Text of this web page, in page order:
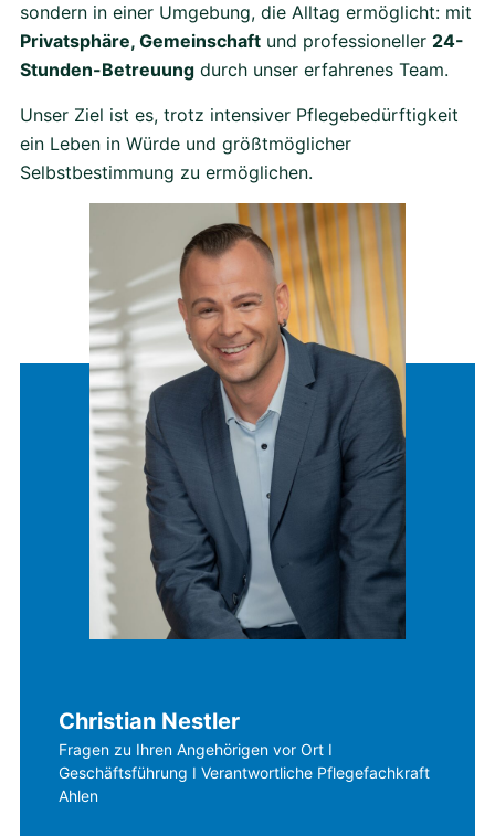
sondern in einer Umgebung, die Alltag ermöglicht: mit
Privatsphäre, Gemeinschaft und professioneller 24-
Stunden-Betreuung durch unser erfahrenes Team.
Unser Ziel ist es, trotz intensiver Pflegebedürftigkeit
ein Leben in Würde und größtmöglicher
Selbstbestimmung zu ermöglichen.
Christian Nestler
Fragen zu Ihren Angehörigen vor Ort I
Geschäftsführung I Verantwortliche Pflegefachkraft
Ahlen